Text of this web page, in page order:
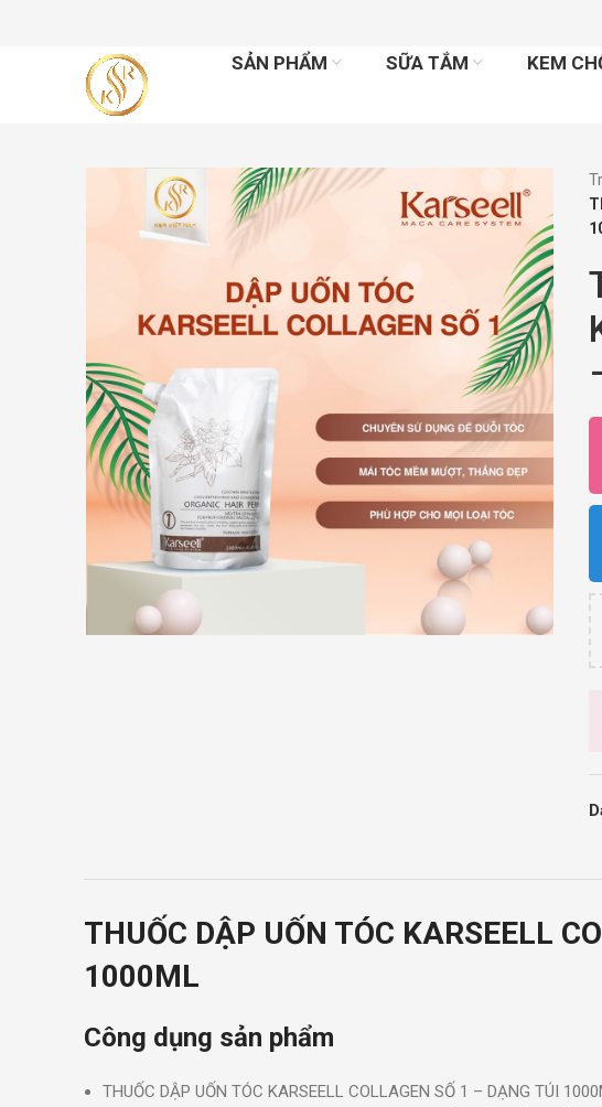
SẢN PHẨM SỮA TẮM KEM
THUỐC DẬP UỐN TÓC KARSEELL
1000ML
Công dụng sản phẩm
THUỐC DẬP UỐN TÓC KARSEELL COLLAGEN SỐ 1 – DẠNG TÚI